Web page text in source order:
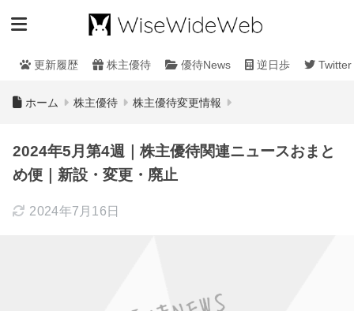
更新履歴 株主優待 優待News 逆日歩 Twitter
ホーム 株主優待 株主優待変更情報
2024年5月第4週｜株主優待関連ニュースおまと
め便｜新設・変更・廃止
2024年7月16日